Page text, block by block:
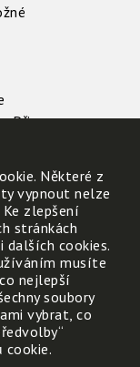
Při
Některé z
vypnout nelze
zlepšení
stránkách
dalších cookies.
musíte
nejlepší
soubory
vybrat, co